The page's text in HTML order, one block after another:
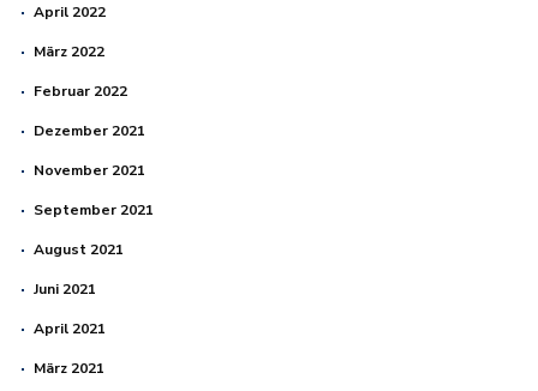
April 2022
März 2022
Februar 2022
Dezember 2021
November 2021
September 2021
August 2021
Juni 2021
April 2021
März 2021